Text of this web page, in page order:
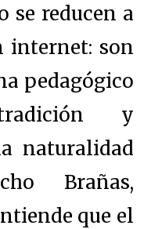
se reducen a
internet: son
pedagógico
y
naturalidad
Brañas,
que el